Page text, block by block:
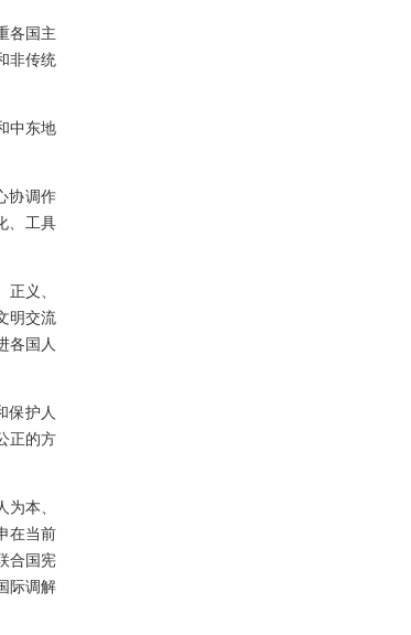
各国主
非传统
中东地
协调作
、工具
义、
明交流
各国人
保护人
正的方
本、
在当前
合国宪
际调解